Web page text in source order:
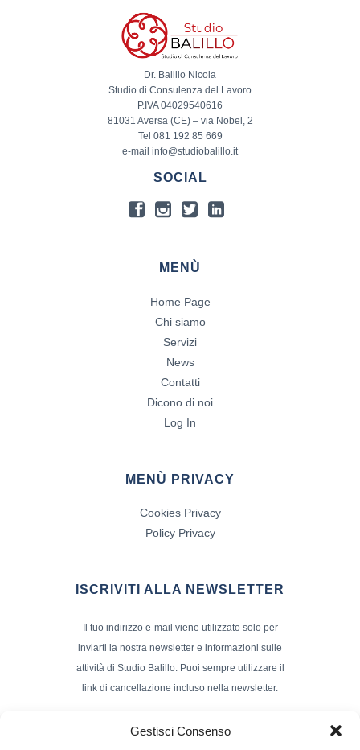
Gestisci Consenso
Dr. Balillo Nicola
Studio di Consulenza del Lavoro
P.IVA 04029540616
81031 Aversa (CE) – via Nobel, 2
Tel 081 192 85 669
e-mail info@studiobalillo.it
SOCIAL
MENÙ
Home Page
Chi siamo
Servizi
News
Contatti
Dicono di noi
Log In
MENÙ PRIVACY
Cookies Privacy
Policy Privacy
ISCRIVITI ALLA NEWSLETTER
Il tuo indirizzo e-mail viene utilizzato solo per
inviarti la nostra newsletter e informazioni sulle
attività di Studio Balillo. Puoi sempre utilizzare il
link di cancellazione incluso nella newsletter.